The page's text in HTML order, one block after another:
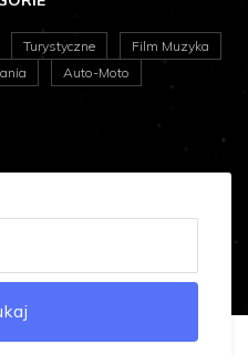
Turystyczne
Film Muzyka
Auto-Moto